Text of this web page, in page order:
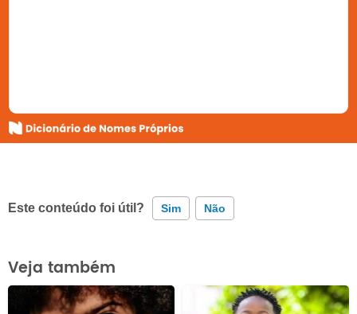
Este conteúdo foi útil? Sim Não
Este conteúdo contém informação incorreta
Este conteúdo não tem a informação que procuro
Veja também